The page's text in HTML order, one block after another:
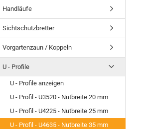
Handläufe
Sichtschutzbretter
Vorgartenzaun / Koppeln
U - Profile
U - Profile anzeigen
U - Profil - U3520 - Nutbreite 20 mm
U - Profil - U4225 - Nutbreite 25 mm
U - Profil - U4635 - Nutbreite 35 mm